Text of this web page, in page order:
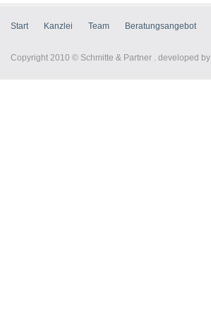
Start Kanzlei Team Beratungsangebot
Copyright 2010 © Schmitte & Partner . developed by